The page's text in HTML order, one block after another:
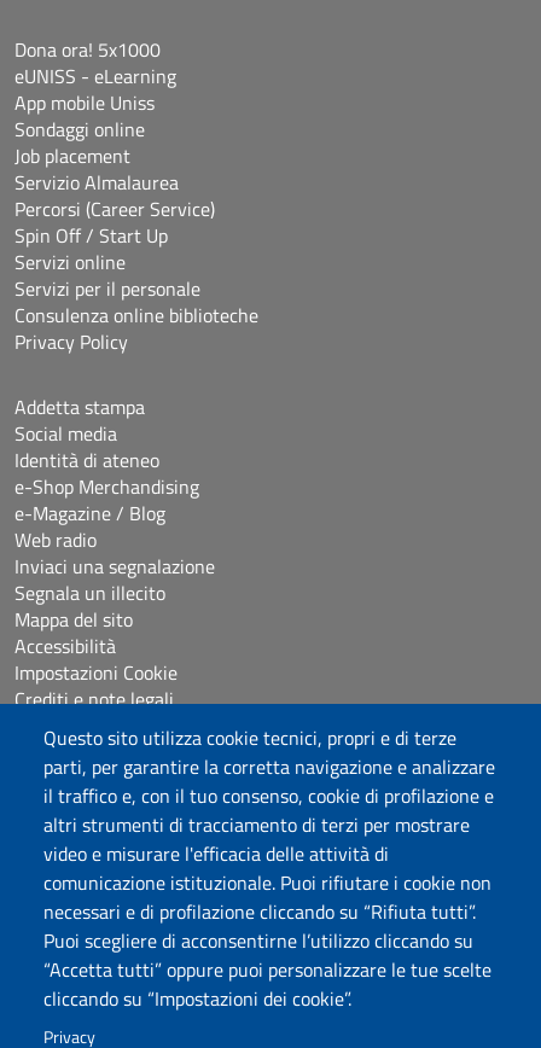
Questo sito utilizza cookie tecnici, propri e di terze
parti, per garantire la corretta navigazione e analizzare
il traffico e, con il tuo consenso, cookie di profilazione e
altri strumenti di tracciamento di terzi per mostrare
video e misurare l'efficacia delle attività di
comunicazione istituzionale. Puoi rifiutare i cookie non
necessari e di profilazione cliccando su “Rifiuta tutti”.
Puoi scegliere di acconsentirne l’utilizzo cliccando su
“Accetta tutti” oppure puoi personalizzare le tue scelte
cliccando su “Impostazioni dei cookie”.
Privacy
Università degli Studi di Sassari
Piazza Università 21, Sassari
Tel.: 800 882994 (Orientamento studenti)
RETTORE:rettore@uniss.it
PEC:protocollo@pec.uniss.it
URP:urp@uniss.it
Dona ora! 5x1000
eUNISS - eLearning
App mobile Uniss
Sondaggi online
Job placement
Servizio Almalaurea
Percorsi (Career Service)
Spin Off / Start Up
Servizi online
Servizi per il personale
Consulenza online biblioteche
Privacy Policy
Addetta stampa
Social media
Identità di ateneo
e-Shop Merchandising
e-Magazine / Blog
Web radio
Inviaci una segnalazione
Segnala un illecito
Mappa del sito
Accessibilità
Impostazioni Cookie
Crediti e note legali
Seguici su
Chatta con noi